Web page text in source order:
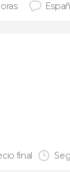
final